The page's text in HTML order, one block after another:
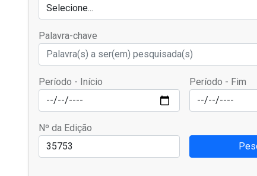
Selecione...
Palavra-chave
Período - Início Período - Fim
Nº da Edição